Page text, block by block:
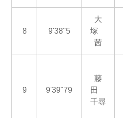
8 9'38"5
大
塚
茜
9 9'39"79
藤
田
千尋